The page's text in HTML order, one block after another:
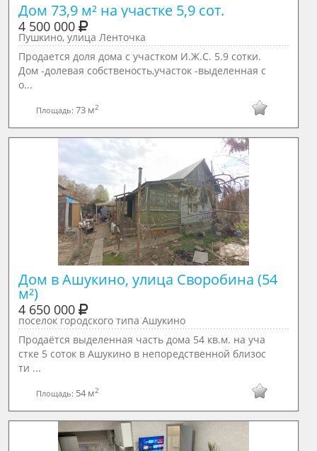
Дом 73,9 м² на участке 5,9 сот.
4 500 000
Пушкино, улица Ленточка
Продается доля дома с участком И.Ж.С. 5.9 сотки.
Дом -долевая собственость,участок -выделенная с
о...
Площадь:73 м2
Дом в Ашукино, улица Своробина (54
м²)
4 650 000
поселок городского типа Ашукино
Продаётся выделенная часть дома 54 кв.м. на уча
стке 5 соток в Ашукино в непоредственной близос
ти ...
Площадь: 54 м2